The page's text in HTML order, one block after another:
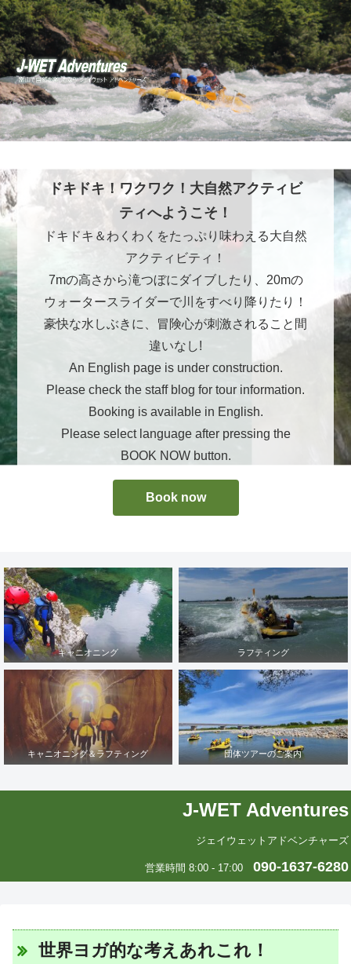
ドキドキ！ワクワク！大自然アクティビ
ティへようこそ！
ドキドキ＆わくわくをたっぷり味わえる大自然
アクティビティ！
7mの高さから滝つぼにダイブしたり、20mの
ウォータースライダーで川をすべり降りたり！
豪快な水しぶきに、冒険心が刺激されること間
違いなし!
An English page is under construction.
Please check the staff blog for tour information.
Booking is available in English.
Please select language after pressing the
BOOK NOW button.
Book now
キャニオニング ラフティング
キャニオニング＆ラフティング 団体ツアーのご案内
J-WET Adventures
ジェイウェットアドベンチャーズ
営業時間 8:00 - 17:00 090-1637-6280
世界ヨガ的な考えあれこれ！